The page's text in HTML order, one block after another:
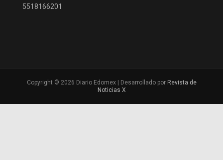
5518166201
Copyright © 2026 Diario Edomex | Desarrollado por Revista de
Noticias X